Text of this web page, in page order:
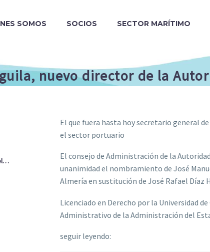
SOMOS SOCIOS SECTOR MARÍTIMO
nuevo director de la
El que fuera hasta hoy secretario general
el sector portuario
El consejo de Administración de la
unanimidad el nombramiento de José
Almería en sustitución de José Rafael Díaz
Licenciado en Derecho por la Universidad
Administrativo de la Administración del
seguir leyendo: